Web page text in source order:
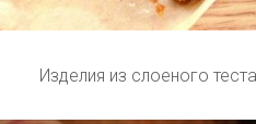
Изделия из слоеного теста